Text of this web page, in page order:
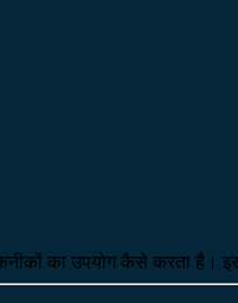
का उपयोग कैसे करता है। इस